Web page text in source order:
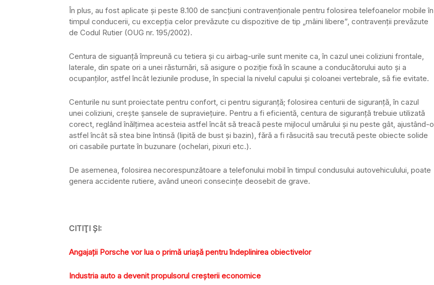
În plus, au fost aplicate şi peste 8.100 de sancţiuni contravenţionale pentru folosirea telefoanelor mobile în
timpul conducerii, cu excepţia celor prevăzute cu dispozitive de tip „mâini libere”, contravenţii prevăzute
de Codul Rutier (OUG nr. 195/2002).
Centura de siguanţă împreună cu tetiera şi cu airbag-urile sunt menite ca, în cazul unei coliziuni frontale,
laterale, din spate ori a unei răsturnări, să asigure o poziţie fixă în scaune a conducătorului auto şi a
ocupanţilor, astfel încât leziunile produse, în special la nivelul capului şi coloanei vertebrale, să fie evitate.
Centurile nu sunt proiectate pentru confort, ci pentru siguranţă; folosirea centurii de siguranţă, în cazul
unei coliziuni, creşte şansele de supravieţuire. Pentru a fi eficientă, centura de siguranţă trebuie utilizată
corect, reglând înălţimea acesteia astfel încât să treacă peste mijlocul umărului şi nu peste gât, ajustând-o
astfel încât să stea bine întinsă (lipită de bust şi bazin), fără a fi răsucită sau trecută peste obiecte solide
ori casabile purtate în buzunare (ochelari, pixuri etc.).
De asemenea, folosirea necorespunzătoare a telefonului mobil în timpul condusului autovehiculului, poate
genera accidente rutiere, având uneori consecințe deosebit de grave.
CITIŢI ŞI:
Angajaţii Porsche vor lua o primă uriaşă pentru îndeplinirea obiectivelor
Industria auto a devenit propulsorul creşterii economice